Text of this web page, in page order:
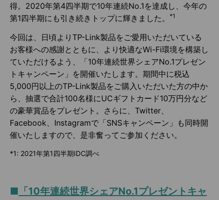
得。2020年第4四半期で10年連続No.1を達成し、今年の
第1四半期にも引き続きトップに輝きました。
*1
今回は、日頃よりTP-Link製品をご愛用いただいている
お客様への感謝とともに、より快適なWi-Fi環境を構築し
ていただけるよう、「10年連続世界シェアNo.1プレゼン
トキャンペーン」を開催いたします。期間中に税込
5,000円以上のTP-Link製品をご購入いただいた方の中か
ら、抽選で合計100名様にUCギフトカード10万円分など
の豪華賞品をプレゼント。さらに、Twitter、
Facebook、Instagramで「SNSキャンペーン」も同時開
催いたしますので、是非奮ってご参加ください。
*1: 2021年第1四半期IDC調べ
■ 「10年連続世界シェアNo.1プレゼントキャ